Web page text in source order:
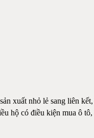
xuất nhỏ lẻ sang liên kết,
hộ có điều kiện mua ô tô,